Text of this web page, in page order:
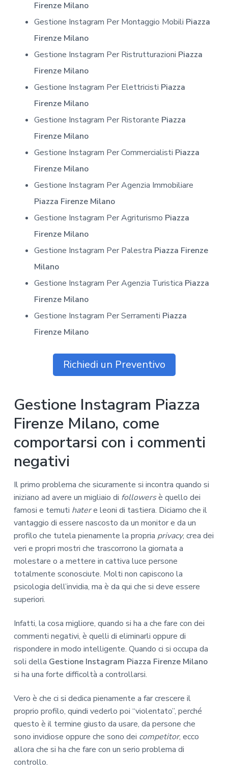
Firenze Milano
Gestione Instagram Per Montaggio Mobili Piazza
Firenze Milano
Gestione Instagram Per Ristrutturazioni Piazza
Firenze Milano
Gestione Instagram Per Elettricisti Piazza
Firenze Milano
Gestione Instagram Per Ristorante Piazza
Firenze Milano
Gestione Instagram Per Commercialisti Piazza
Firenze Milano
Gestione Instagram Per Agenzia Immobiliare
Piazza Firenze Milano
Gestione Instagram Per Agriturismo Piazza
Firenze Milano
Gestione Instagram Per Palestra Piazza Firenze
Milano
Gestione Instagram Per Agenzia Turistica Piazza
Firenze Milano
Gestione Instagram Per Serramenti Piazza
Firenze Milano
Richiedi un Preventivo
Gestione Instagram Piazza
Firenze Milano, come
comportarsi con i commenti
negativi
Il primo problema che sicuramente si incontra quando si
iniziano ad avere un migliaio di followersè quello dei
famosi e temuti hatere leoni di tastiera. Diciamo che il
vantaggio di essere nascosto da un monitor e da un
profilo che tutela pienamente la propria privacy, crea dei
veri e propri mostri che trascorrono la giornata a
molestare o a mettere in cattiva luce persone
totalmente sconosciute. Molti non capiscono la
psicologia dell’invidia, ma è da qui che si deve essere
superiori.
Infatti, la cosa migliore, quando si ha a che fare con dei
commenti negativi, è quelli di eliminarli oppure di
rispondere in modo intelligente. Quando ci si occupa da
soli della Gestione Instagram Piazza Firenze Milano
si ha una forte difficoltà a controllarsi.
Vero è che ci si dedica pienamente a far crescere il
proprio profilo, quindi vederlo poi “violentato”, perché
questo è il termine giusto da usare, da persone che
sono invidiose oppure che sono dei competitor, ecco
allora che si ha che fare con un serio problema di
controllo.